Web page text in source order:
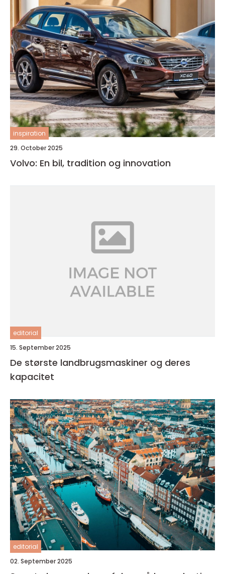
inspiration
29. October 2025
Volvo: En bil, tradition og innovation
editorial
15. September 2025
De største landbrugsmaskiner og deres
kapacitet
editorial
02. September 2025